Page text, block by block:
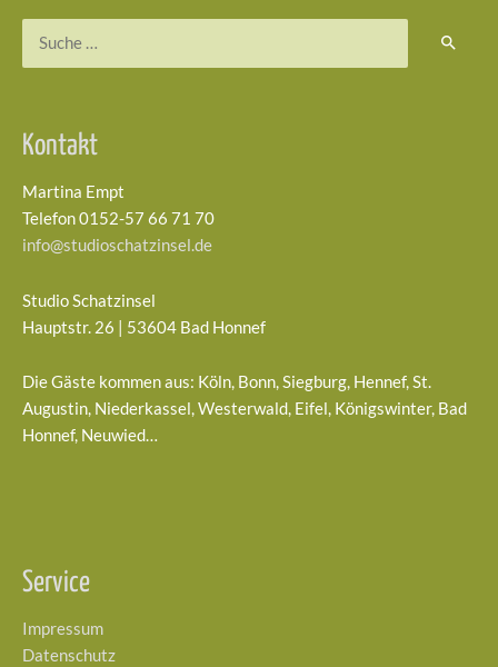
Kontakt
Martina Empt
Telefon 0152-57 66 71 70
info@studioschatzinsel.de
Studio Schatzinsel
Hauptstr. 26 | 53604 Bad Honnef
Die Gäste kommen aus: Köln, Bonn, Siegburg, Hennef, St.
Augustin, Niederkassel, Westerwald, Eifel, Königswinter, Bad
Honnef, Neuwied…
Service
Impressum
Datenschutz